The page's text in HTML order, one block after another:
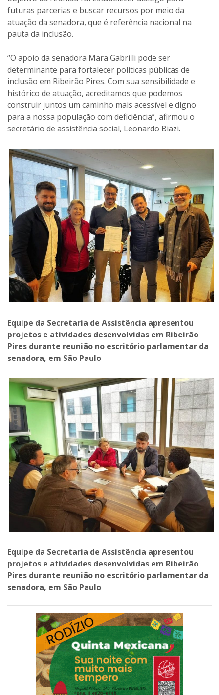
futuras parcerias e buscar recursos por meio da
atuação da senadora, que é referência nacional na
pauta da inclusão.
“O apoio da senadora Mara Gabrilli pode ser
determinante para fortalecer políticas públicas de
inclusão em Ribeirão Pires. Com sua sensibilidade e
histórico de atuação, acreditamos que podemos
construir juntos um caminho mais acessível e digno
para a nossa população com deficiência”, afirmou o
secretário de assistência social, Leonardo Biazi.
Equipe da Secretaria de Assistência apresentou
projetos e atividades desenvolvidas em Ribeirão
Pires durante reunião no escritório parlamentar da
senadora, em São Paulo
Equipe da Secretaria de Assistência apresentou
projetos e atividades desenvolvidas em Ribeirão
Pires durante reunião no escritório parlamentar da
senadora, em São Paulo